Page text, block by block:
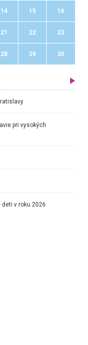
14 15 16
21 22 23
28 29 30
pri vysokých
v roku 2026